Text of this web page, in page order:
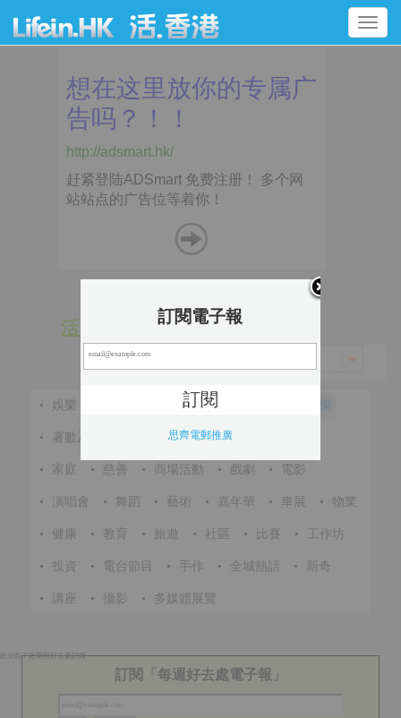
Toggle
navigation
活 動
• 娛樂 • 節慶 音樂
• 著數及優惠 • 體育 •
• 家庭 • 慈善 • 商場活動 • 戲劇 • 電影
• 演唱會 • 舞蹈 • 藝術 • 嘉年華 • 車展 • 物業
• 健康 • 教育 • 旅遊 • 社區 • 比賽 • 工作坊
• 投資 • 電台節目 • 手作 • 全城熱話 • 新奇
• 講座 • 攝影 • 多媒體展覽
此分類下近期無好去處記錄
訂閱「每週好去處電子報」
訂閱電子報
思齊電郵推廣